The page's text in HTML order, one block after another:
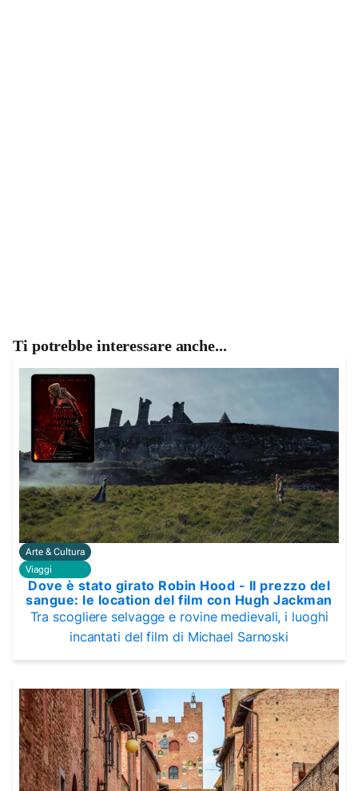
Ti potrebbe interessare anche...
Arte & Cultura
Viaggi
Dove è stato girato Robin Hood - Il prezzo del
sangue: le location del film con Hugh Jackman
Tra scogliere selvagge e rovine medievali, i luoghi
incantati del film di Michael Sarnoski